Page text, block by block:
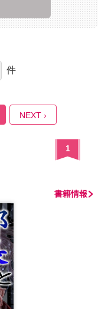
件
NEXT ›
1
書籍情報